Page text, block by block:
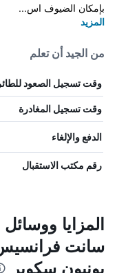
بإمكان الضيوف اس...
المزيد
من الجيد أن تعلم
وقت تسجيل الصعود
وقت تسجيل المغادرة
الدفع والإلغاء
رقم مكتب الاستقبال
المزايا
سانت
يونيون سكوير